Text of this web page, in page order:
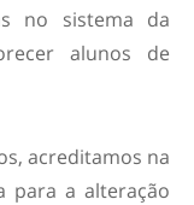
no sistema da
alunos de
acreditamos na
para a alteração